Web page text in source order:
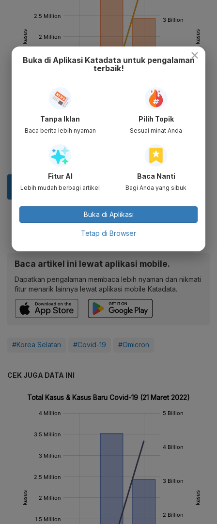
Baca artikel ini lewat aplikasi mobile.
Dapatkan pengalaman membaca lebih nyaman dan nikmati
fitur menarik lainnya lewat aplikasi mobile Katadata.
#Korea Selatan #Covid-19 #Omicron
CEK JUGA DATA INI
×
Buka di Aplikasi Katadata untuk pengalaman
terbaik!
Tanpa Iklan
Baca berita lebih nyaman
Pilih Topik
Sesuai minat Anda
Fitur AI
Lebih mudah berbagi artikel
Baca Nanti
Bagi Anda yang sibuk
Buka di Aplikasi
Tetap di Browser